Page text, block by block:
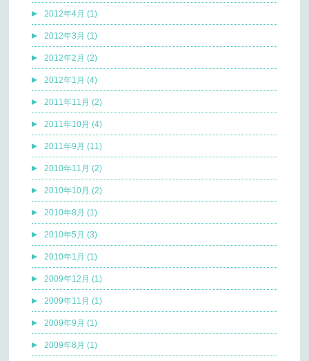
2012年4月 (1)
2012年3月 (1)
2012年2月 (2)
2012年1月 (4)
2011年11月 (2)
2011年10月 (4)
2011年9月 (11)
2010年11月 (2)
2010年10月 (2)
2010年8月 (1)
2010年5月 (3)
2010年1月 (1)
2009年12月 (1)
2009年11月 (1)
2009年9月 (1)
2009年8月 (1)